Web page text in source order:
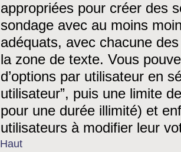
appropriées pour créer des
sondage avec au moins
adéquats, avec chacune
la zone de texte. Vous
d’options par utilisateur en
utilisateur”, puis une limite
pour une durée illimité) et
utilisateurs à modifier leur
Haut